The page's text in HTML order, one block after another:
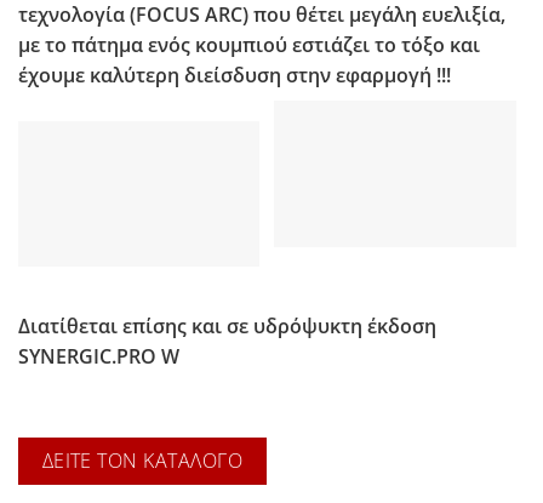
τεχνολογία (FOCUS ARC) που θέτει μεγάλη ευελιξία,
με το πάτημα ενός κουμπιού εστιάζει το τόξο και
έχουμε καλύτερη διείσδυση στην εφαρμογή !!!
Διατίθεται επίσης και σε υδρόψυκτη έκδοση
SYNERGIC.PRO W
ΔΕΙΤΕ ΤΟΝ ΚΑΤΑΛΟΓΟ